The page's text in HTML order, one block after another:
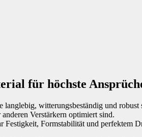
für höchste
witterungsbeständig und robust
Verstärkern optimiert sind.
Formstabilität und perfektem